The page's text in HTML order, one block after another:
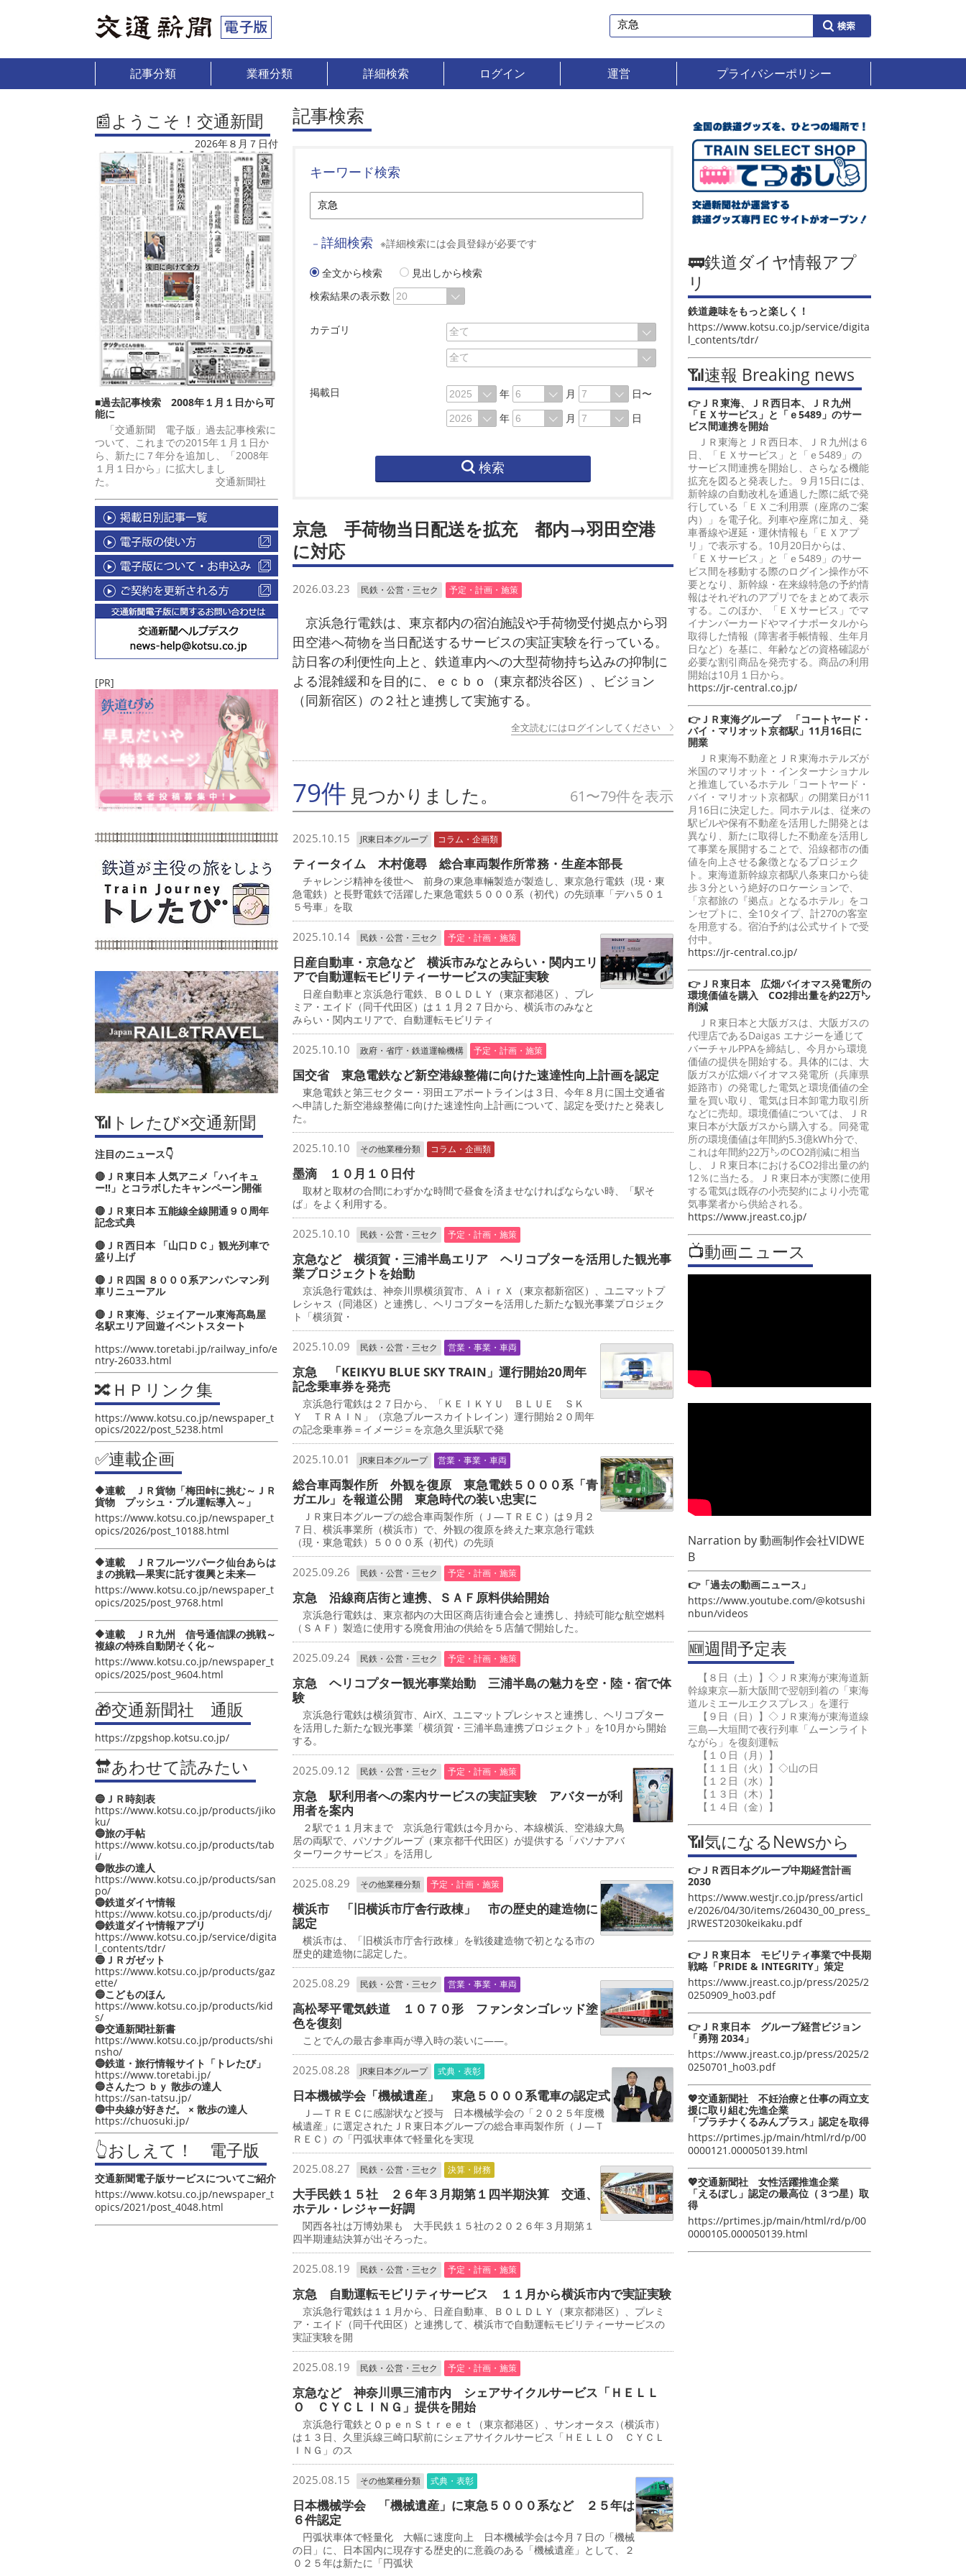
記事分類 業種分類 詳細検索 ログイン 運営 プライバシーポリシー
📰ようこそ！交通新聞
2026年８月７日付
■過去記事検索 2008年１月１日から可
能に
「交通新聞 電子版」過去記事検索に
ついて、これまでの2015年１月１日か
ら、新たに７年分を追加し、「2008年
１月１日から」に拡大しまし
た。 交通新聞社
[PR]
📶トレたび×交通新聞
注目のニュース👇
🔴ＪＲ東日本 人気アニメ「ハイキュ
ー‼」とコラボしたキャンペーン開催
🔴ＪＲ東日本 五能線全線開通９０周年
記念式典
🔴ＪＲ西日本 「山口ＤＣ」観光列車で
盛り上げ
🔴ＪＲ四国 ８０００系アンパンマン列
車リニューアル
🔴ＪＲ東海、ジェイアール東海髙島屋
名駅エリア回遊イベントスタート
https://www.toretabi.jp/railway_info/e
ntry-26033.html
🔀ＨＰリンク集
https://www.kotsu.co.jp/newspaper_t
opics/2022/post_5238.html
✅連載企画
🔶連載 ＪＲ貨物「梅田峠に挑む～ＪＲ
貨物 プッシュ・プル運転導入～」
https://www.kotsu.co.jp/newspaper_t
opics/2026/post_10188.html
🔶連載 ＪＲフルーツパーク仙台あらは
まの挑戦―果実に託す復興と未来―
https://www.kotsu.co.jp/newspaper_t
opics/2025/post_9768.html
🔶連載 ＪＲ九州 信号通信課の挑戦～
複線の特殊自動閉そく化～
https://www.kotsu.co.jp/newspaper_t
opics/2025/post_9604.html
🎁交通新聞社 通販
https://zpgshop.kotsu.co.jp/
🔛あわせて読みたい
🔵ＪＲ時刻表
https://www.kotsu.co.jp/products/jiko
ku/
🔵旅の手帖
https://www.kotsu.co.jp/products/tab
i/
🔵散歩の達人
https://www.kotsu.co.jp/products/san
po/
🔵鉄道ダイヤ情報
https://www.kotsu.co.jp/products/dj/
🔵鉄道ダイヤ情報アプリ
https://www.kotsu.co.jp/service/digita
l_contents/tdr/
🔵ＪＲガゼット
https://www.kotsu.co.jp/products/gaz
ette/
🔵こどものほん
https://www.kotsu.co.jp/products/kid
s/
🔵交通新聞社新書
https://www.kotsu.co.jp/products/shi
nsho/
🔵鉄道・旅行情報サイト「トレたび」
https://www.toretabi.jp/
🔵さんたつ ｂｙ 散歩の達人
https://san-tatsu.jp/
🔵中央線が好きだ。 × 散歩の達人
https://chuosuki.jp/
👆おしえて！ 電子版
交通新聞電子版サービスについてご紹介
https://www.kotsu.co.jp/newspaper_t
opics/2021/post_4048.html
記事検索
キーワード検索
－ 詳細検索 ※詳細検索には会員登録が必要です
全文から検索
見出しから検索
検索結果の表示数
カテゴリ
掲載日 年 月
日〜
年
月 日
検索
京急 手荷物当日配送を拡充 都内→羽田空港
に対応
2026.03.23 民鉄・公営・三セク 予定・計画・施策
京浜急行電鉄は、東京都内の宿泊施設や手荷物受付拠点から羽
田空港へ荷物を当日配送するサービスの実証実験を行っている。
訪日客の利便性向上と、鉄道車内への大型荷物持ち込みの抑制に
よる混雑緩和を目的に、ｅｃｂｏ（東京都渋谷区）、ビジョン
（同新宿区）の２社と連携して実施する。
全文読むにはログインしてください
79件 見つかりました。 61〜79件を表示
2025.10.15 JR東日本グループ コラム・企画類
ティータイム 木村億尋 総合車両製作所常務・生産本部長
チャレンジ精神を後世へ 前身の東急車輛製造が製造し、東京急行電鉄（現・東
急電鉄）と長野電鉄で活躍した東急電鉄５０００系（初代）の先頭車「デハ５０１
５号車」を取
2025.10.14 民鉄・公営・三セク 予定・計画・施策
日産自動車・京急など 横浜市みなとみらい・関内エリ
アで自動運転モビリティーサービスの実証実験
日産自動車と京浜急行電鉄、ＢＯＬＤＬＹ（東京都港区）、プレ
ミア・エイド（同千代田区）は１１月２７日から、横浜市のみなと
みらい・関内エリアで、自動運転モビリティ
2025.10.10 政府・省庁・鉄道運輸機構 予定・計画・施策
国交省 東急電鉄など新空港線整備に向けた速達性向上計画を認定
東急電鉄と第三セクター・羽田エアポートラインは３日、今年８月に国土交通省
へ申請した新空港線整備に向けた速達性向上計画について、認定を受けたと発表し
た。
2025.10.10 その他業種分類 コラム・企画類
墨滴 １０月１０日付
取材と取材の合間にわずかな時間で昼食を済ませなければならない時、「駅そ
ば」をよく利用する。
2025.10.10 民鉄・公営・三セク 予定・計画・施策
京急など 横須賀・三浦半島エリア ヘリコプターを活用した観光事
業プロジェクトを始動
京浜急行電鉄は、神奈川県横須賀市、ＡｉｒＸ（東京都新宿区）、ユニマットプ
レシャス（同港区）と連携し、ヘリコプターを活用した新たな観光事業プロジェク
ト「横須賀・
2025.10.09 民鉄・公営・三セク 営業・事業・車両
京急 「KEIKYU BLUE SKY TRAIN」運行開始20周年
記念乗車券を発売
京浜急行電鉄は２７日から、「ＫＥＩＫＹＵ ＢＬＵＥ ＳＫ
Ｙ ＴＲＡＩＮ」（京急ブルースカイトレイン）運行開始２０周年
の記念乗車券＝イメージ＝を京急久里浜駅で発
2025.10.01 JR東日本グループ 営業・事業・車両
総合車両製作所 外観を復原 東急電鉄５０００系「青
ガエル」を報道公開 東急時代の装い忠実に
ＪＲ東日本グループの総合車両製作所（Ｊ―ＴＲＥＣ）は９月２
７日、横浜事業所（横浜市）で、外観の復原を終えた東京急行電鉄
（現・東急電鉄）５０００系（初代）の先頭
2025.09.26 民鉄・公営・三セク 予定・計画・施策
京急 沿線商店街と連携、ＳＡＦ原料供給開始
京浜急行電鉄は、東京都内の大田区商店街連合会と連携し、持続可能な航空燃料
（ＳＡＦ）製造に使用する廃食用油の供給を５店舗で開始した。
2025.09.24 民鉄・公営・三セク 予定・計画・施策
京急 ヘリコプター観光事業始動 三浦半島の魅力を空・陸・宿で体
験
京浜急行電鉄は横須賀市、AirX、ユニマットプレシャスと連携し、ヘリコプター
を活用した新たな観光事業「横須賀・三浦半島連携プロジェクト」を10月から開始
する。
2025.09.12 民鉄・公営・三セク 予定・計画・施策
京急 駅利用者への案内サービスの実証実験 アバターが利
用者を案内
２駅で１１月末まで 京浜急行電鉄は今月から、本線横浜、空港線大鳥
居の両駅で、パソナグループ（東京都千代田区）が提供する「パソナアバ
ターワークサービス」を活用し
2025.08.29 その他業種分類 予定・計画・施策
横浜市 「旧横浜市庁舎行政棟」 市の歴史的建造物に
認定
横浜市は、「旧横浜市庁舎行政棟」を戦後建造物で初となる市の
歴史的建造物に認定した。
2025.08.29 民鉄・公営・三セク 営業・事業・車両
高松琴平電気鉄道 １０７０形 ファンタンゴレッド塗
色を復刻
ことでんの最古参車両が導入時の装いに――。
2025.08.28 JR東日本グループ 式典・表彰
日本機械学会「機械遺産」 東急５０００系電車の認定式
Ｊ―ＴＲＥＣに感謝状など授与 日本機械学会の「２０２５年度機
械遺産」に選定されたＪＲ東日本グループの総合車両製作所（Ｊ―Ｔ
ＲＥＣ）の「円弧状車体で軽量化を実現
2025.08.27 民鉄・公営・三セク 決算・財務
大手民鉄１５社 ２６年３月期第１四半期決算 交通、
ホテル・レジャー好調
関西各社は万博効果も 大手民鉄１５社の２０２６年３月期第１
四半期連結決算が出そろった。
2025.08.19 民鉄・公営・三セク 予定・計画・施策
京急 自動運転モビリティサービス １１月から横浜市内で実証実験
京浜急行電鉄は１１月から、日産自動車、ＢＯＬＤＬＹ（東京都港区）、プレミ
ア・エイド（同千代田区）と連携して、横浜市で自動運転モビリティーサービスの
実証実験を開
2025.08.19 民鉄・公営・三セク 予定・計画・施策
京急など 神奈川県三浦市内 シェアサイクルサービス「ＨＥＬＬ
Ｏ ＣＹＣＬＩＮＧ」提供を開始
京浜急行電鉄とＯｐｅｎＳｔｒｅｅｔ（東京都港区）、サンオータス（横浜市）
は１３日、久里浜線三崎口駅前にシェアサイクルサービス「ＨＥＬＬＯ ＣＹＣＬ
ＩＮＧ」のス
2025.08.15 その他業種分類 式典・表彰
日本機械学会 「機械遺産」に東急５０００系など ２５年は
６件認定
円弧状車体で軽量化 大幅に速度向上 日本機械学会は今月７日の「機械
の日」に、日本国内に現存する歴史的に意義のある「機械遺産」として、２
０２５年は新たに「円弧状
🚃鉄道ダイヤ情報アプ
リ
鉄道趣味をもっと楽しく！
https://www.kotsu.co.jp/service/digita
l_contents/tdr/
📶速報 Breaking news
👉ＪＲ東海、ＪＲ西日本、ＪＲ九州
「ＥＸサービス」と「ｅ5489」のサー
ビス間連携を開始
ＪＲ東海とＪＲ西日本、ＪＲ九州は６
日、「ＥＸサービス」と「ｅ5489」の
サービス間連携を開始し、さらなる機能
拡充を図ると発表した。９月15日には、
新幹線の自動改札を通過した際に紙で発
行している「ＥＸご利用票（座席のご案
内）」を電子化。列車や座席に加え、発
車番線や遅延・運休情報も「ＥＸアプ
リ」で表示する。10月20日からは、
「ＥＸサービス」と「ｅ5489」のサー
ビス間を移動する際のログイン操作が不
要となり、新幹線・在来線特急の予約情
報はそれぞれのアプリでをまとめて表示
する。このほか、「ＥＸサービス」でマ
イナンバーカードやマイナポータルから
取得した情報（障害者手帳情報、生年月
日など）を基に、年齢などの資格確認が
必要な割引商品を発売する。商品の利用
開始は10月１日から。
https://jr-central.co.jp/
👉ＪＲ東海グループ 「コートヤード・
バイ・マリオット京都駅」11月16日に
開業
ＪＲ東海不動産とＪＲ東海ホテルズが
米国のマリオット・インターナショナル
と推進しているホテル「コートヤード・
バイ・マリオット京都駅」の開業日が11
月16日に決定した。同ホテルは、従来の
駅ビルや保有不動産を活用した開発とは
異なり、新たに取得した不動産を活用し
て事業を展開することで、沿線都市の価
値を向上させる象徴となるプロジェク
ト。東海道新幹線京都駅八条東口から徒
歩３分という絶好のロケーションで、
「京都旅の『拠点』となるホテル」をコ
ンセプトに、全10タイプ、計270の客室
を用意する。宿泊予約は公式サイトで受
付中。
https://jr-central.co.jp/
👉ＪＲ東日本 広畑バイオマス発電所の
環境価値を購入 CO2排出量を約22万㌧
削減
ＪＲ東日本と大阪ガスは、大阪ガスの
代理店であるDaigas エナジーを通じて
バーチャルPPAを締結し、今月から環境
価値の提供を開始する。具体的には、大
阪ガスが広畑バイオマス発電所（兵庫県
姫路市）の発電した電気と環境価値の全
量を買い取り、電気は日本卸電力取引所
などに売却。環境価値については、ＪＲ
東日本が大阪ガスから購入する。同発電
所の環境価値は年間約5.3億kWh分で、
これは年間約22万㌧のCO2削減に相当
し、ＪＲ東日本におけるCO2排出量の約
12％に当たる。ＪＲ東日本が実際に使用
する電気は既存の小売契約により小売電
気事業者から供給される。
https://www.jreast.co.jp/
📺動画ニュース
Narration by動画制作会社VIDWE
B
👉「過去の動画ニュース」
https://www.youtube.com/@kotsushi
nbun/videos
🆕週間予定表
【８日（土）】◇ＪＲ東海が東海道新
幹線東京―新大阪間で翌朝到着の「東海
道ルミエールエクスプレス」を運行
【９日（日）】◇ＪＲ東海が東海道線
三島―大垣間で夜行列車「ムーンライト
ながら」を復刻運転
【１０日（月）】
【１１日（火）】◇山の日
【１２日（水）】
【１３日（木）】
【１４日（金）】
📶気になるNewsから
👉ＪＲ西日本グループ中期経営計画
2030
https://www.westjr.co.jp/press/articl
e/2026/04/30/items/260430_00_press_
JRWEST2030keikaku.pdf
👉ＪＲ東日本 モビリティ事業で中長期
戦略「PRIDE & INTEGRITY」策定
https://www.jreast.co.jp/press/2025/2
0250909_ho03.pdf
👉ＪＲ東日本 グループ経営ビジョン
「勇翔 2034」
https://www.jreast.co.jp/press/2025/2
0250701_ho03.pdf
💖交通新聞社 不妊治療と仕事の両立支
援に取り組む先進企業
「プラチナくるみんプラス」認定を取得
https://prtimes.jp/main/html/rd/p/00
0000121.000050139.html
💖交通新聞社 女性活躍推進企業
「えるぼし」認定の最高位（３つ星）取
得
https://prtimes.jp/main/html/rd/p/00
0000105.000050139.html